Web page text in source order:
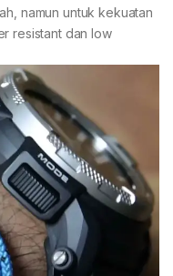
namun untuk kekuatan
resistant dan low